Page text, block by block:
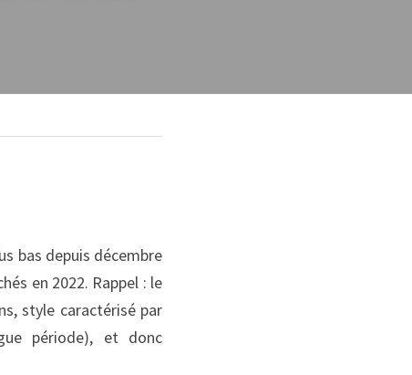
bas depuis décembre
en 2022. Rappel : le
style caractérisé par
période), et donc